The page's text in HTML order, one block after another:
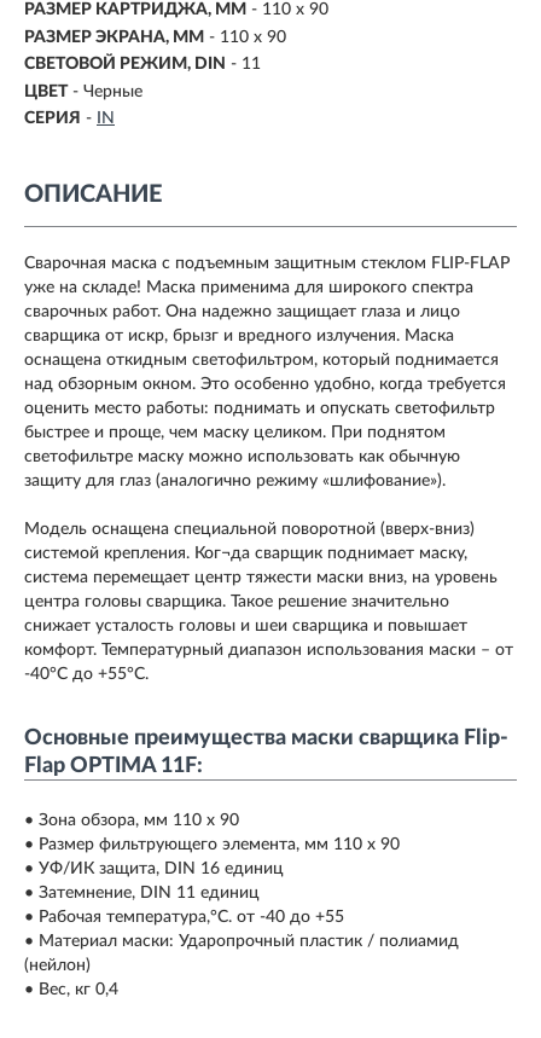
РАЗМЕР КАРТРИДЖА, ММ - 110 x 90
РАЗМЕР ЭКРАНА, ММ - 110 x 90
СВЕТОВОЙ РЕЖИМ, DIN - 11
ЦВЕТ - Черные
СЕРИЯ - IN
ОПИСАНИЕ
Сварочная маска с подъемным защитным стеклом FLIP-FLAP
уже на складе! Маска применима для широкого спектра
сварочных работ. Она надежно защищает глаза и лицо
сварщика от искр, брызг и вредного излучения. Маска
оснащена откидным светофильтром, который поднимается
над обзорным окном. Это особенно удобно, когда требуется
оценить место работы: поднимать и опускать светофильтр
быстрее и проще, чем маску целиком. При поднятом
светофильтре маску можно использовать как обычную
защиту для глаз (аналогично режиму «шлифование»).
Модель оснащена специальной поворотной (вверх-вниз)
системой крепления. Ког¬да сварщик поднимает маску,
система перемещает центр тяжести маски вниз, на уровень
центра головы сварщика. Такое решение значительно
снижает усталость головы и шеи сварщика и повышает
комфорт. Температурный диапазон использования маски – от
-40°С до +55°С.
Основные преимущества маски сварщика Flip-
Flap OPTIMA 11F:
• Зона обзора, мм 110 х 90
• Размер фильтрующего элемента, мм 110 х 90
• УФ/ИК защита, DIN 16 единиц
• Затемнение, DIN 11 единиц
• Рабочая температура,°С. от -40 до +55
• Материал маски: Ударопрочный пластик / полиамид
(нейлон)
• Вес, кг 0,4